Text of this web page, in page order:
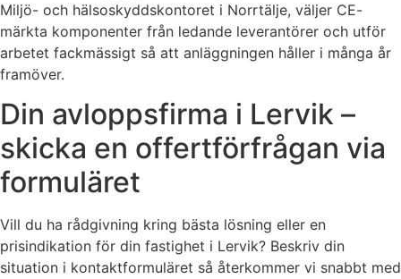
Miljö- och hälsoskyddskontoret i Norrtälje, väljer CE-
märkta komponenter från ledande leverantörer och utför
arbetet fackmässigt så att anläggningen håller i många år
framöver.
Din avloppsfirma i Lervik –
skicka en offertförfrågan via
formuläret
Vill du ha rådgivning kring bästa lösning eller en
prisindikation för din fastighet i Lervik? Beskriv din
situation i kontaktformuläret så återkommer vi snabbt med